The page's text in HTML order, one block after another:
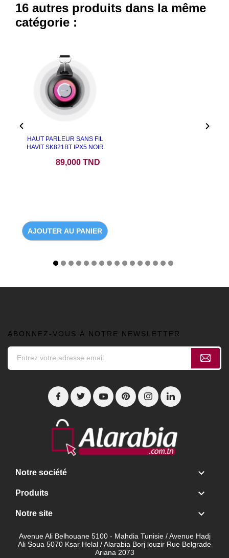
16 autres produits dans la même
catégorie :
HAUT PARLEUR SANS FIL
HAVIT SK821BT IPX5 NOIR
89,000 TND
AJOUTER AU PANIER
 
ABONNEZ-VOUS À NOTRE NEWSLETTER
Notre société 
Produits 
Notre site 
Avenue Ali Belhouane 5100 - Mahdia Tunisie / Avenue Hadj
Ali Soua 5070 Ksar Helal / Alarabia Borj louzir Rue Belgrade
Ariana 2073